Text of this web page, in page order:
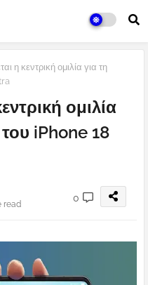
η κεντρική ομιλία για τη
ομιλία
iPhone 18
read
0